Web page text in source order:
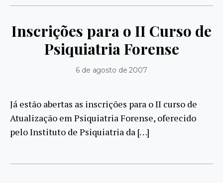
Inscrições para o II Curso de
Psiquiatria Forense
6 de agosto de 2007
Já estão abertas as inscrições para o II curso de
Atualização em Psiquiatria Forense, oferecido
pelo Instituto de Psiquiatria da […]